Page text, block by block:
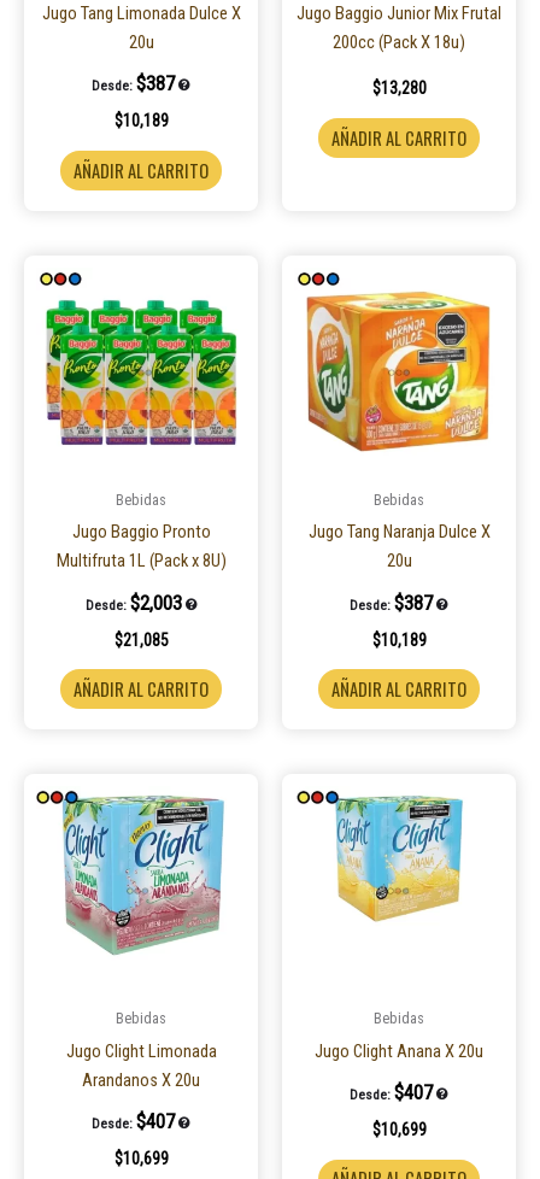
Jugo Tang Limonada Dulce X
20u
Desde: $387
$10,189
AÑADIR AL CARRITO
Jugo Baggio Junior Mix Frutal
200cc (Pack X 18u)
$13,280
AÑADIR AL CARRITO
Bebidas
Jugo Baggio Pronto
Multifruta 1L (Pack x 8U)
Desde: $2,003
$21,085
AÑADIR AL CARRITO
Bebidas
Jugo Tang Naranja Dulce X
20u
Desde: $387
$10,189
AÑADIR AL CARRITO
Bebidas
Jugo Clight Limonada
Arandanos X 20u
Desde: $407
$10,699
Bebidas
Jugo Clight Anana X 20u
Desde: $407
$10,699